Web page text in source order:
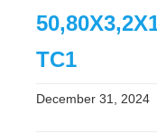
TC1
December 31, 2024